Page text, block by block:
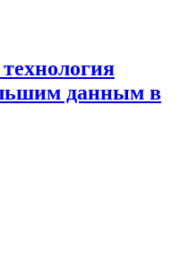
данным в